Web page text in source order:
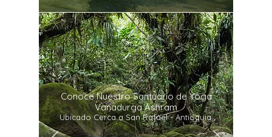
Conoce Nuestro Santuario de Yoga
Vanadurga Ashram
Ubicado Cerca a San Rafael - Antioquia.